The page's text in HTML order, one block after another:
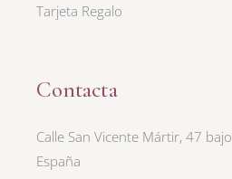
Tarjeta Regalo
Contacta
Calle San Vicente Mártir, 47
España